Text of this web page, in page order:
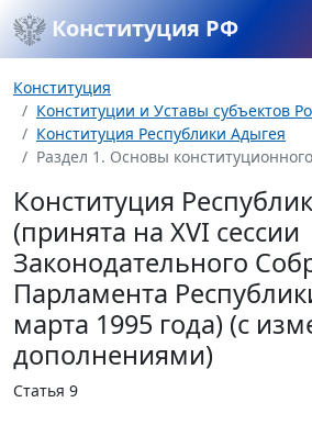
Конституция РФ
Конституция
Конституции и Уставы субъектов
Конституция Республики Адыгея
Раздел 1. Основы
Конституция
(принята на XVI сессии
Законодательного
Парламента
марта 1995 года) (с
дополнениями)
Статья 9